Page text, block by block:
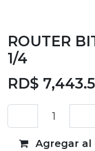
ROUTER
1/4
RD$
Agregar